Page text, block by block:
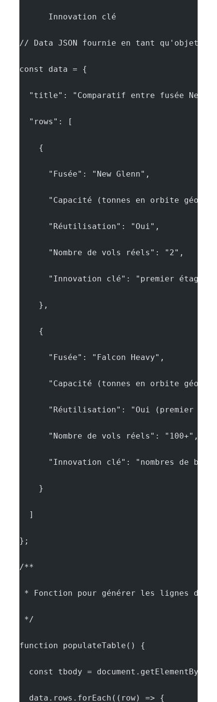
      Innovation clé
// Data JSON fournie en tant qu'objet
const data = {
"title": "Comparatif entre fusée New
  "rows": [
    {
      "Fusée": "New Glenn",
"Capacité (tonnes en orbite
      "Réutilisation": "Oui",
      "Nombre de vols réels": "2",
"Innovation clé": "premier étage
    },
    {
      "Fusée": "Falcon Heavy",
"Capacité (tonnes en orbite
"Réutilisation": "Oui (premier et
      "Nombre de vols réels": "100+",
"Innovation clé": "nombres de
    }
  ]
};
/**
* Fonction pour générer les lignes du
*/
function populateTable() {
const tbody =
  data.rows.forEach((row) => {